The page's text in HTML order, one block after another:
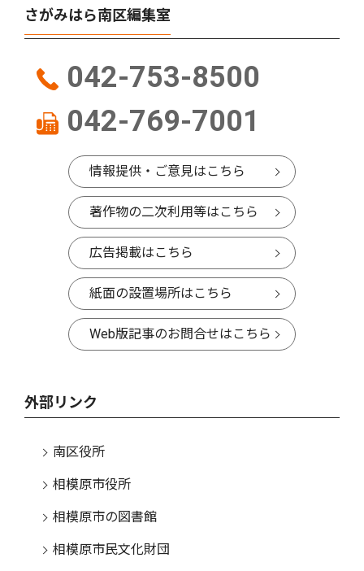
さがみはら南区編集室
042-753-8500
042-769-7001
情報提供・ご意見はこちら
著作物の二次利用等はこちら
広告掲載はこちら
紙面の設置場所はこちら
Web版記事のお問合せはこちら
外部リンク
南区役所
相模原市役所
相模原市の図書館
相模原市民文化財団